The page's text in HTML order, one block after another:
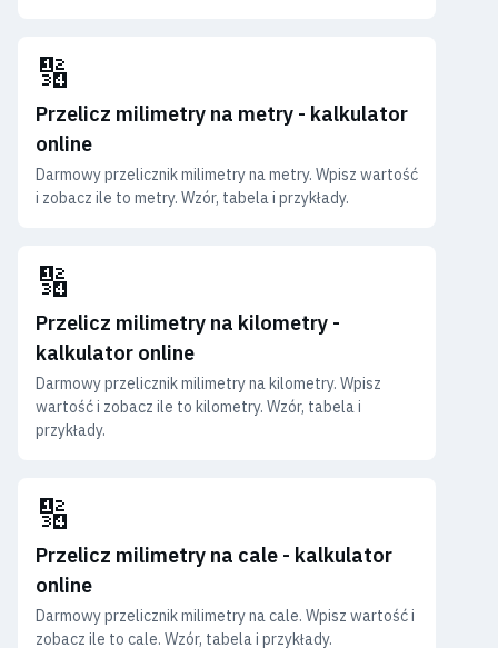
🔢
Przelicz milimetry na metry - kalkulator
online
Darmowy przelicznik milimetry na metry. Wpisz wartość
i zobacz ile to metry. Wzór, tabela i przykłady.
🔢
Przelicz milimetry na kilometry -
kalkulator online
Darmowy przelicznik milimetry na kilometry. Wpisz
wartość i zobacz ile to kilometry. Wzór, tabela i
przykłady.
🔢
Przelicz milimetry na cale - kalkulator
online
Darmowy przelicznik milimetry na cale. Wpisz wartość i
zobacz ile to cale. Wzór, tabela i przykłady.